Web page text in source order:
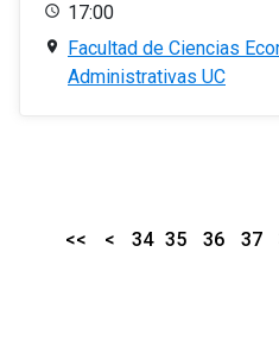
17:00
Facultad de Ciencias
Administrativas UC
<< < 34 35 36 37